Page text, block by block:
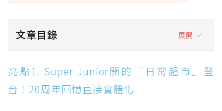
文章目錄 展開
亮點1. Super Junior開的「日常超市」登台！
20周年回憶直接實體化
亮點2. 成員特色主題區超好拍！每個角落都是
亮點1. Super Junior開的「日常超市」登
台！20周年回憶直接實體化